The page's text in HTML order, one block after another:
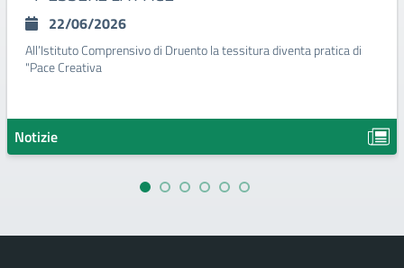
22/06/2026
All’Istituto Comprensivo di Druento la tessitura diventa pratica di
"Pace Creativa
Notizie